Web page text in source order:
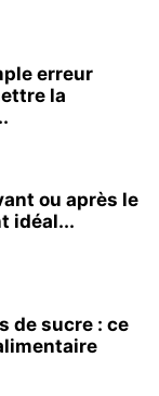
erreur
la
ou après le
idéal...
de sucre : ce